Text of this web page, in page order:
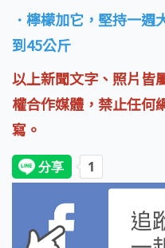
．檸檬加它，堅持一
到45公斤
以上新聞文字、照片皆
權合作媒體，禁止任何
寫。